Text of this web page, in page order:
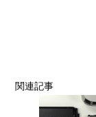
関連記事